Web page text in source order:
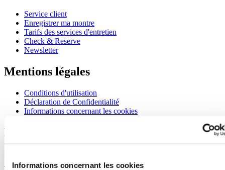
Informations concernant les cookies
Service client
Enregistrer ma montre
Tarifs des services d'entretien
Check & Reserve
Newsletter
Mentions légales
Conditions d'utilisation
Déclaration de Confidentialité
Informations concernant les cookies
Rejoignez le club CERTINA
S'inscrire